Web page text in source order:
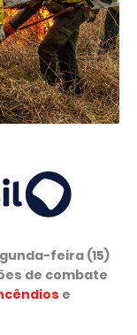
feira (15)
de combate
e